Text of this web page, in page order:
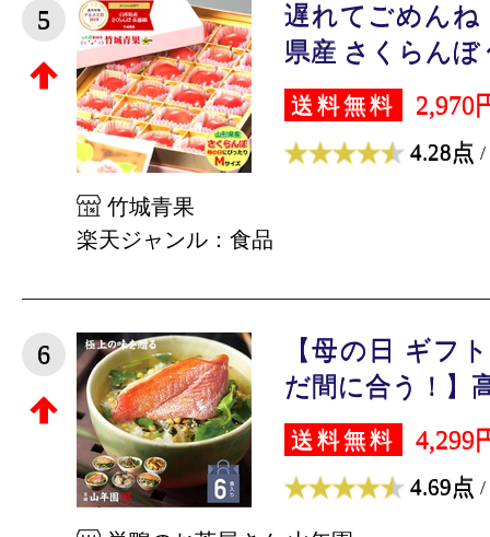
5
遅れてごめんね
県産 さくらんぼ
送料無料 2,970
4.28点 /
竹城青果
楽天ジャンル：食品
6
【母の日 ギフ
だ間に合う！】
送料無料 4,299
4.69点 /